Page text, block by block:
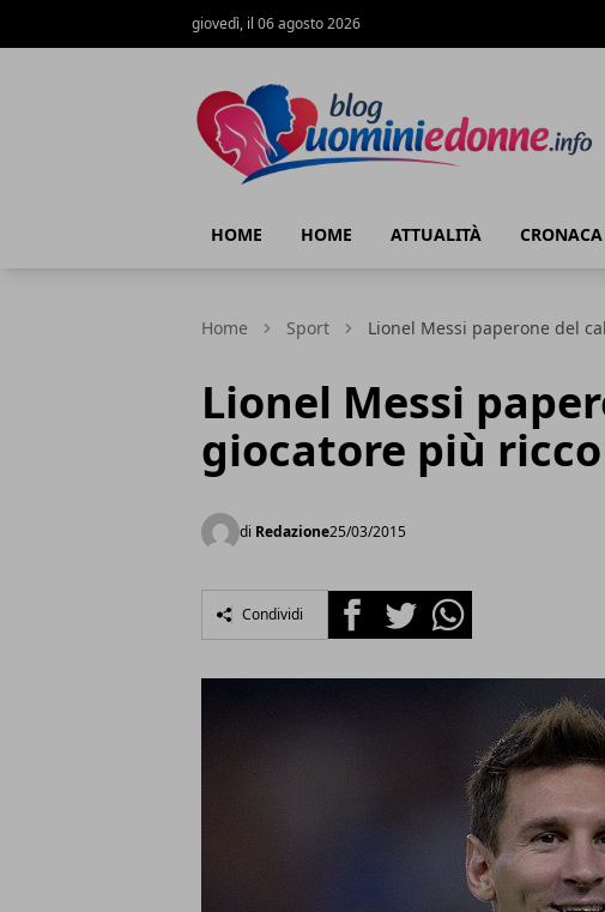
giovedì, il 06 agosto 2026
HOME HOME ATTUALITÀ CRONACA
Home Sport Lionel Messi paperone del
Lionel Messi
giocatore più
di Redazione25/03/2015
Condividi FacebookTwitterWhatsapp